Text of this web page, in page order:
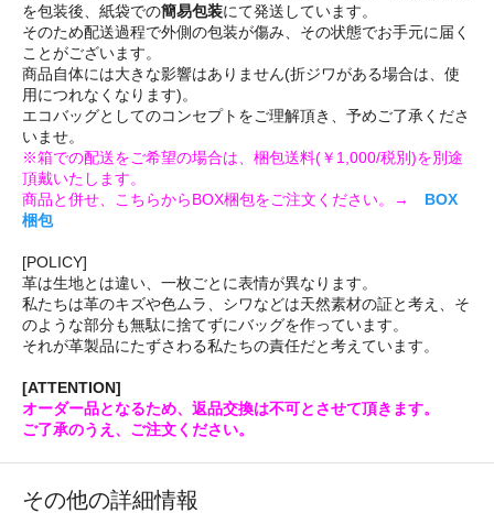
を包装後、紙袋での簡易包装にて発送しています。
そのため配送過程で外側の包装が傷み、その状態でお手元に届く
ことがございます。
商品自体には大きな影響はありません(折ジワがある場合は、使
用につれなくなります)。
エコバッグとしてのコンセプトをご理解頂き、予めご了承くださ
いませ。
※箱での配送をご希望の場合は、梱包送料(￥1,000/税別)を別途
頂戴いたします。
商品と併せ、こちらからBOX梱包をご注文ください。→ BOX
梱包
[POLICY]
革は生地とは違い、一枚ごとに表情が異なります。
私たちは革のキズや色ムラ、シワなどは天然素材の証と考え、そ
のような部分も無駄に捨てずにバッグを作っています。
それが革製品にたずさわる私たちの責任だと考えています。
[ATTENTION]
オーダー品となるため、返品交換は不可とさせて頂きます。
ご了承のうえ、ご注文ください。
その他の詳細情報